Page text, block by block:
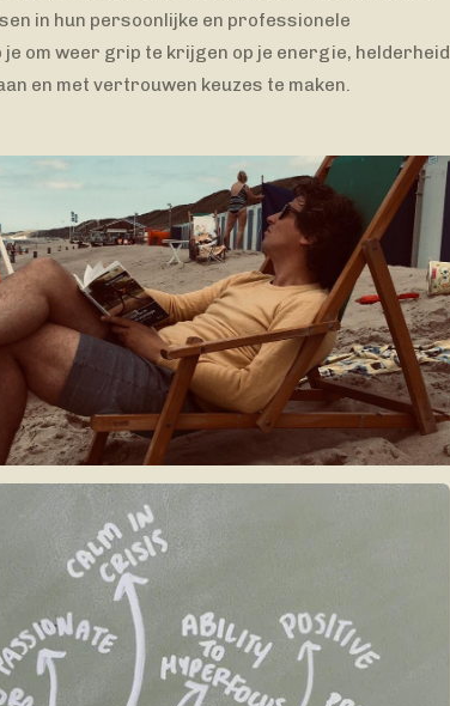
in hun persoonlijke en professionele
je om weer grip te krijgen op je energie, helderheid
en met vertrouwen keuzes te maken.